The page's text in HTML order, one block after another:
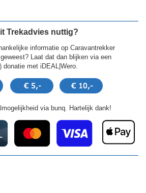
Trekadvies nuttig?
informatie op Caravantrekker
Laat dat dan blijken via een
donatie met iDEAL|Wero.
via bunq. Hartelijk dank!